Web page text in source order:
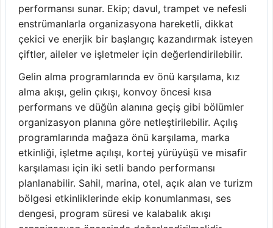
performansı sunar. Ekip; davul, trampet ve nefesli
enstrümanlarla organizasyona hareketli, dikkat
çekici ve enerjik bir başlangıç kazandırmak isteyen
çiftler, aileler ve işletmeler için değerlendirilebilir.
Gelin alma programlarında ev önü karşılama, kız
alma akışı, gelin çıkışı, konvoy öncesi kısa
performans ve düğün alanına geçiş gibi bölümler
organizasyon planına göre netleştirilebilir. Açılış
programlarında mağaza önü karşılama, marka
etkinliği, işletme açılışı, kortej yürüyüşü ve misafir
karşılaması için iki setli bando performansı
planlanabilir. Sahil, marina, otel, açık alan ve turizm
bölgesi etkinliklerinde ekip konumlanması, ses
dengesi, program süresi ve kalabalık akışı